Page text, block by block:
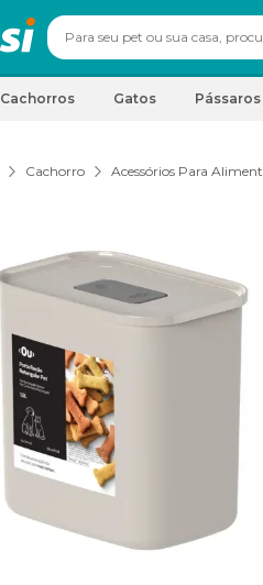
Cachorros Gatos Pássaros
Cachorro Acessórios Para